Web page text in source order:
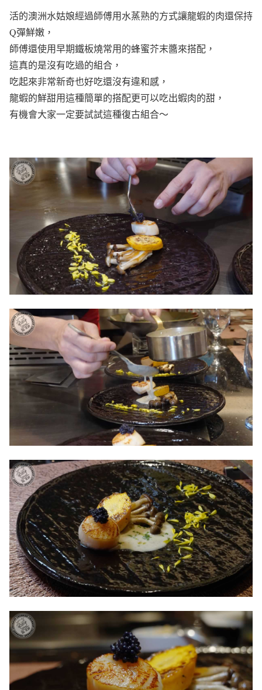
活的澳洲水姑娘經過師傅用水蒸熟的方式讓龍蝦的肉還保持
Q彈鮮嫩，
師傅還使用早期鐵板燒常用的蜂蜜芥末醬來搭配，
這真的是沒有吃過的組合，
吃起來非常新奇也好吃還沒有違和感，
龍蝦的鮮甜用這種簡單的搭配更可以吃出蝦肉的甜，
有機會大家一定要試試這種復古組合～